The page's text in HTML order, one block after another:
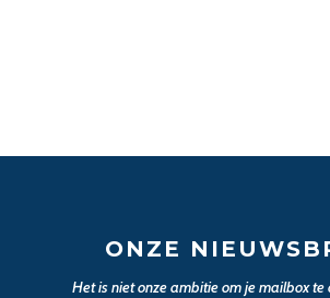
ONZE
Het is niet onze ambitie om je mailbox